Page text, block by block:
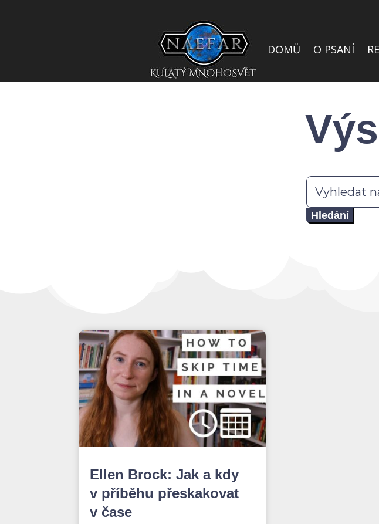
DOMŮ O PSANÍ
Hledat:
Ellen Brock: Jak a kdy
v příběhu přeskakovat
v čase